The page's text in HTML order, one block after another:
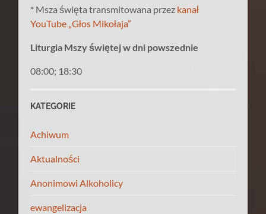
* Msza święta transmitowana przez kanał
YouTube „Głos Mikołaja”
Liturgia Mszy świętej w dni powszednie
08:00; 18:30
KATEGORIE
Achiwum
Aktualności
Anonimowi Alkoholicy
ewangelizacja